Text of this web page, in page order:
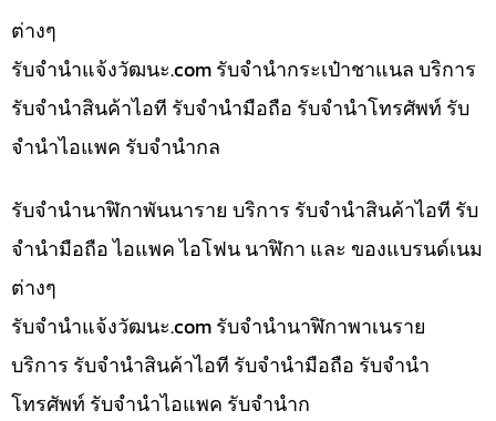
ต่างๆ
รับจํานําแจ้งวัฒนะ.com รับจำนำกระเป๋าชาแนล บริการ
รับจำนำสินค้าไอที รับจำนำมือถือ รับจำนำโทรศัพท์ รับ
จำนำไอแพค รับจำนำกล
รับจำนำนาฬิกาพันนาราย บริการ รับจำนำสินค้าไอที รับ
จำนำมือถือ ไอแพค ไอโฟน นาฬิกา และ ของแบรนด์เนม
ต่างๆ
รับจํานําแจ้งวัฒนะ.com รับจำนำนาฬิกาพาเนราย
บริการ รับจำนำสินค้าไอที รับจำนำมือถือ รับจำนำ
โทรศัพท์ รับจำนำไอแพค รับจำนำก